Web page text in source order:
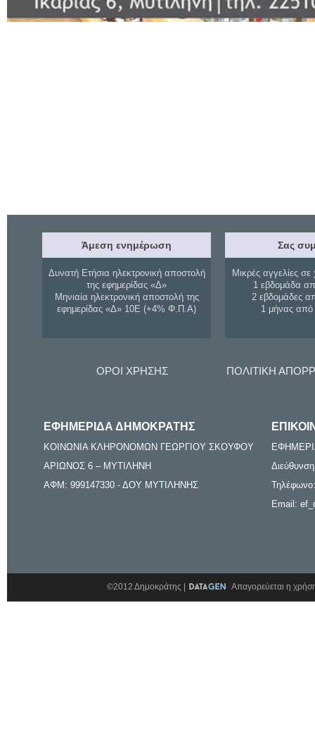
Άμεση ενημέρωση
Δυνατή Ετήσια ηλεκτρονική αποστολή
της εφημερίδας «Δ»
Μηνιαία ηλεκτρονική αποστολή της
εφημερίδας «Δ» 10Ε (+4% Φ.Π.Α)
Σας
Μικρές αγγελίες σε
1 εβδομάδα
2 εβδομάδες
1 μήνας
ΟΡΟΙ ΧΡΗΣΗΣ ΠΟΛΙΤΙΚΗ
ΕΦΗΜΕΡΙΔΑ ΔΗΜΟΚΡΑΤΗΣ
ΚΟΙΝΩΝΙΑ ΚΛΗΡΟΝΟΜΩΝ ΓΕΩΡΓΙΟΥ ΣΚΟΥΦΟΥ
ΑΡΙΩΝΟΣ 6 – ΜΥΤΙΛΗΝΗ
ΑΦΜ: 999147330 - ΔΟΥ ΜΥΤΙΛΗΝΗΣ
Email:
©2012 Δημοκράτης | Απαγορεύεται η